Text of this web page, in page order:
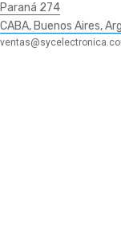
Paraná 274
CABA, Buenos Aires,